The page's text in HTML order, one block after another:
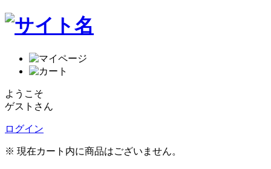
ようこそ
ゲストさん
ログイン
※ 現在カート内に商品はございません。